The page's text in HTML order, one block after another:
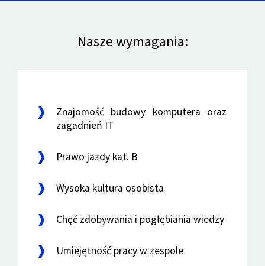
Nasze wymagania:
Znajomość budowy komputera oraz
zagadnień IT
Prawo jazdy kat. B
Wysoka kultura osobista
Chęć zdobywania i pogłębiania wiedzy
Umiejętność pracy w zespole